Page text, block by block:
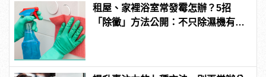
租屋、家裡浴室常發霉怎辦？5招
「除黴」方法公開：不只除濕機有